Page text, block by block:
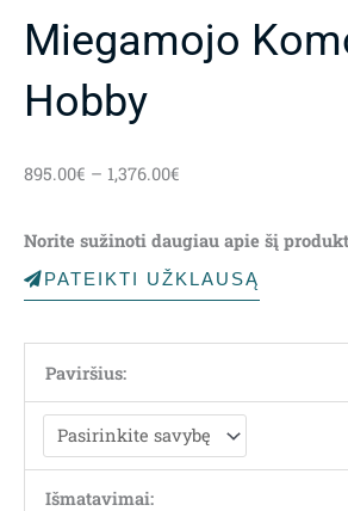
Miegamojo
Hobby
895.00€ – 1,376.00€
through
1,376.00€
Norite sužinoti daugiau apie šį
PATEIKTI UŽKLAUSĄ
Paviršius:
Išmatavimai: